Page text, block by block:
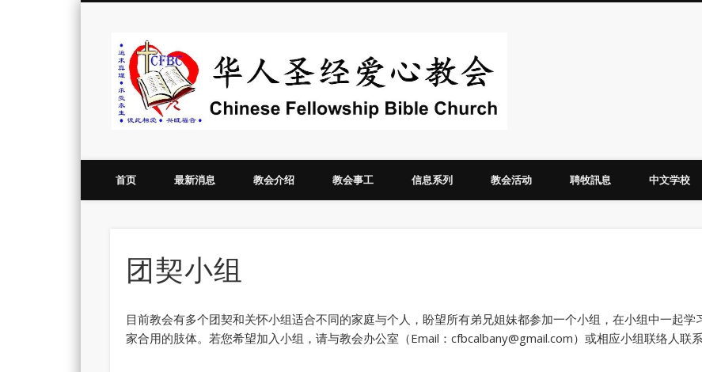
Vimeo
首页 最新消息 教会介绍 教会事工 信息系列 教会活动 聘牧訊息 中文学校
团契小组
目前教会有多个团契和关怀小组适合不同的家庭与个人，盼望所有弟兄姐妹都参加一个小组，在小组中一起
家合用的肢体。若您希望加入小组，请与教会办公室（Email：cfbcalbany@gmail.com）或相应小组联络人联系